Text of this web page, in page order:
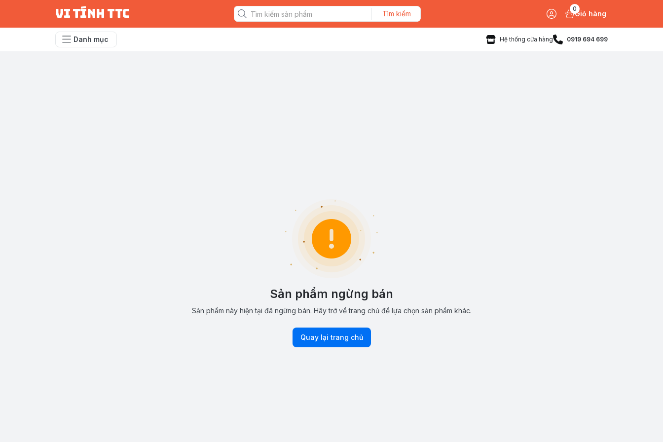
vi tính ttc Tìm kiếm
0
Giỏ hàng
Danh mục Hệ thống cửa hàng 0919 694 699
Sản phẩm ngừng bán
Sản phẩm này hiện tại đã ngừng bán. Hãy trở về trang chủ để lựa chọn sản phẩm khác.
Quay lại trang chủ